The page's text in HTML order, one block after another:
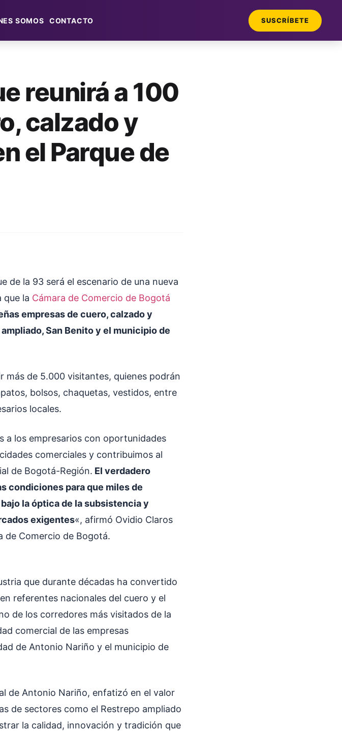
SOMOS CONTACTO SUSCRÍBETE
reunirá a 100
calzado y
el Parque de
de la 93 será el escenario de una nueva
que la Cámara de Comercio de Bogotá
empresas de cuero, calzado y
San Benito y el municipio de
más de 5.000 visitantes, quienes podrán
bolsos, chaquetas, vestidos, entre
locales.
a los empresarios con oportunidades
comerciales y contribuimos al
de Bogotá-Región. El verdadero
condiciones para que miles de
la óptica de la subsistencia y
exigentes«, afirmó Ovidio Claros
de Comercio de Bogotá.
que durante décadas ha convertido
referentes nacionales del cuero y el
de los corredores más visitados de la
comercial de las empresas
de Antonio Nariño y el municipio de
de Antonio Nariño, enfatizó en el valor
de sectores como el Restrepo ampliado
la calidad, innovación y tradición que